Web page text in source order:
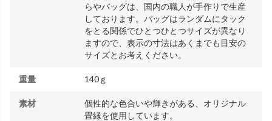
らやバッグは、国内の職人が手作りで生産
しております。バッグはランダムにタック
をとる関係でひとつひとつサイズが異なり
ますので、表示の寸法はあくまでも目安の
サイズとお考えください。
重量 140ｇ
素材
個性的な色合いや輝きがある、オリジナル
畳縁を使用しています。